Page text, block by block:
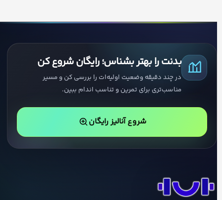
بدنت را بهتر بشناس؛ رایگان شروع کن
در چند دقیقه وضعیت اولیه‌ات را بررسی کن و مسیر
مناسب‌تری برای تمرین و تناسب اندام ببین.
شروع آنالیز رایگان